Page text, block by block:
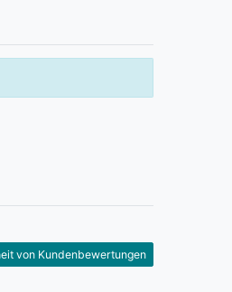
von Kundenbewertungen